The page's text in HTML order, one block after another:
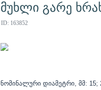
მუხლი გარე
ID: 163852
ნომინალური დიამეტრი, მმ: 15;